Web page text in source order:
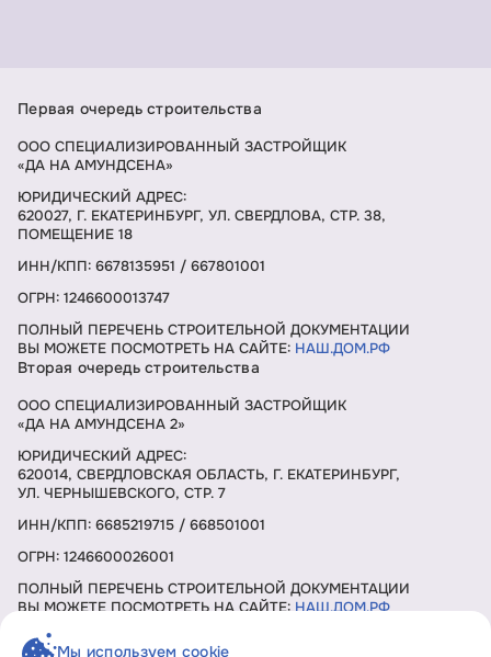
Первая очередь строительства
ООО СПЕЦИАЛИЗИРОВАННЫЙ ЗАСТРОЙЩИК
«ДА НА АМУНДСЕНА»
ЮРИДИЧЕСКИЙ АДРЕС:
620027, Г. ЕКАТЕРИНБУРГ, УЛ. СВЕРДЛОВА, СТР. 38,
ПОМЕЩЕНИЕ 18
ИНН/КПП: 6678135951 / 667801001
ОГРН: 1246600013747
ПОЛНЫЙ ПЕРЕЧЕНЬ СТРОИТЕЛЬНОЙ ДОКУМЕНТАЦИИ
ВЫ МОЖЕТЕ ПОСМОТРЕТЬ НА САЙТЕ: НАШ.ДОМ.РФ
Вторая очередь строительства
ООО СПЕЦИАЛИЗИРОВАННЫЙ ЗАСТРОЙЩИК
«ДА НА АМУНДСЕНА 2»
ЮРИДИЧЕСКИЙ АДРЕС:
620014, СВЕРДЛОВСКАЯ ОБЛАСТЬ, Г. ЕКАТЕРИНБУРГ,
УЛ. ЧЕРНЫШЕВСКОГО, СТР. 7
ИНН/КПП: 6685219715 / 668501001
ОГРН: 1246600026001
ПОЛНЫЙ ПЕРЕЧЕНЬ СТРОИТЕЛЬНОЙ ДОКУМЕНТАЦИИ
ВЫ МОЖЕТЕ ПОСМОТРЕТЬ НА САЙТЕ: НАШ.ДОМ.РФ
Мы используем cookie